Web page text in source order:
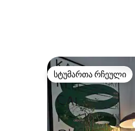
სტუმართა რჩეული
სტუმართა რჩეული